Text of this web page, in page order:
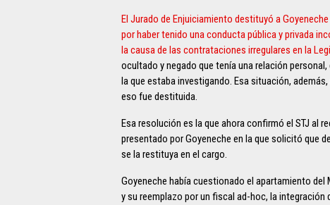
El Jurado de Enjuiciamiento destituyó a
por haber tenido una conducta pública y privada
la causa de las contrataciones irregulares en la
ocultado y negado que tenía una relación
la que estaba investigando. Esa situación,
eso fue destituida.
Esa resolución es la que ahora confirmó el STJ al
presentado por Goyeneche en la que solicitó que
se la restituya en el cargo.
Goyeneche había cuestionado el apartamiento
y su reemplazo por un fiscal ad-hoc, la